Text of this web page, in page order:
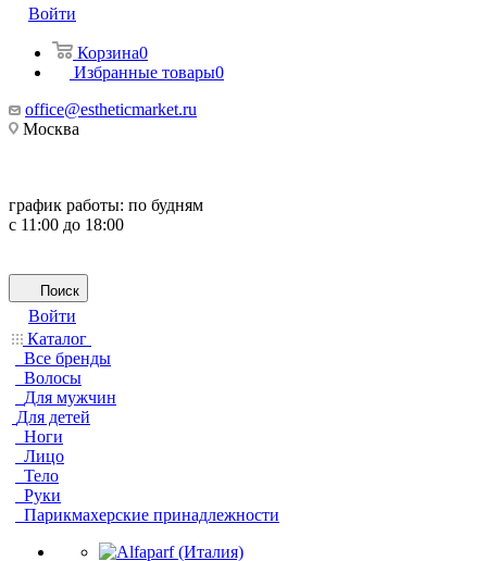
Войти
Корзина0
Избранные товары0
office@estheticmarket.ru
Москва
график работы: по будням
с 11:00 до 18:00
Поиск
Войти
Каталог
Все бренды
Волосы
Для мужчин
Для детей
Ноги
Лицо
Тело
Руки
Парикмахерские принадлежности